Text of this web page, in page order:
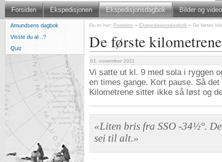
Forsiden Ekspedisjonen Ekspedisjonsdagbok Bilder og video
Amundsens dagbok
Visste du at ..?
Quiz
Du er her: Forsiden » Ekspedisjonsdagbok » De første
De første kilometrene
01. november 2011
Vi satte ut kl. 9 med sola i ryggen
en times gange. Kort pause. Så
Kilometrene sitter ikke så løst og
«Liten bris fra SSO -34½°.
sei til alt.»